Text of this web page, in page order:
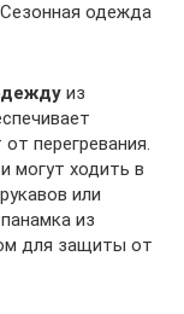
одежда
из
перегревания.
могут ходить в
или
из
для защиты от